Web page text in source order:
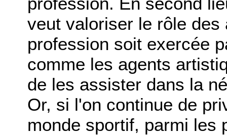
veut valoriser le rôle
profession soit exercée
comme les agents
de les assister dans la
Or, si l'on continue de
monde sportif, parmi les